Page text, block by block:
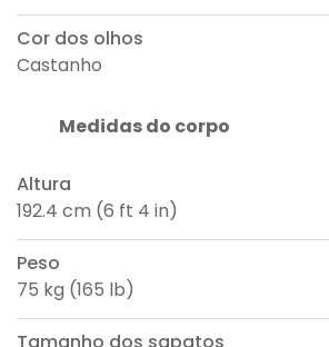
Cor dos olhos
Castanho
Medidas do corpo
Altura
192.4 cm (6 ft 4 in)
Peso
75 kg (165 lb)
Tamanho dos sapatos